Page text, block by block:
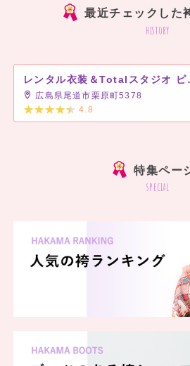
最近チェックした
history
レンタ
広島県尾道市栗原町5378
4.8
特集ペー
special